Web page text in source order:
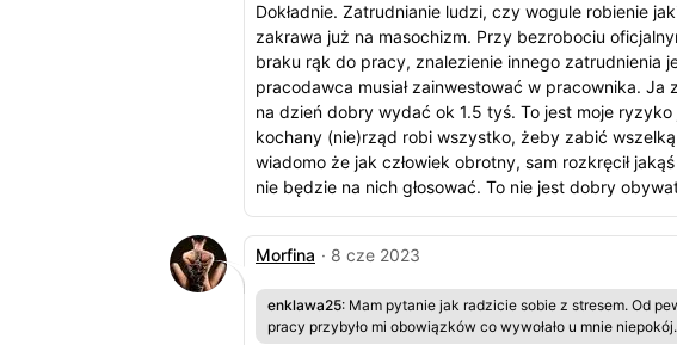
Dokładnie. Zatrudnianie ludzi, czy wogule robienie
zakrawa już na masochizm. Przy bezrobociu
braku rąk do pracy, znalezienie innego zatrudnienia
pracodawca musiał zainwestować w pracownika. Ja
na dzień dobry wydać ok 1.5 tyś. To jest moje
kochany (nie)rząd robi wszystko, żeby zabić
wiadomo że jak człowiek obrotny, sam rozkręcił
nie będzie na nich głosować. To nie jest dobry
Morfina · 8 cze 2023
enklawa25: Mam pytanie jak radzicie sobie z stresem. Od
pracy przybyło mi obowiązków co wywołało u mnie